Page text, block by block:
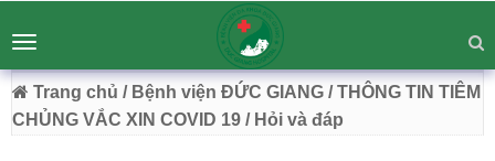
BỆNH VIỆN ĐA KHOA ĐỨC GIANG
Chuyên Sâu - Tận Tâm - Vươn Tầm
54 Trường Lâm, Việt Hưng, Hà Nội
Toggle
navigation
Trang chủ / Bệnh viện ĐỨC GIANG / THÔNG TIN TIÊM
CHỦNG VẮC XIN COVID 19 / Hỏi và đáp